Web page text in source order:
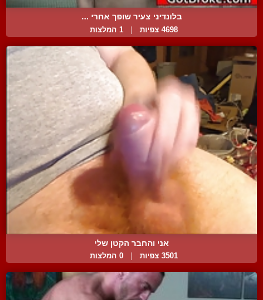
בלונדיני צעיר שופך אחרי ...
4698 צפיות | 1 המלצות
אני והחבר הקטן שלי
3501 צפיות 0 המלצות